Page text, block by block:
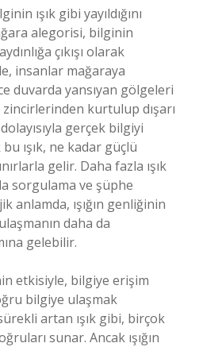
ışık gibi yayıldığını
alegorisi, bilginin
çıkışı olarak
insanlar mağaraya
duvarda yansıyan gölgeleri
kurtulup dışarı
dolayısıyla gerçek bilgiyi
ışık, ne kadar güçlü
gelir. Daha fazla ışık
sorgulama ve şüphe
anlamda, ışığın genliğinin
daha da
gelebilir.
etkisiyle, bilgiye erişim
bilgiye ulaşmak
artan ışık gibi, birçok
sunar. Ancak ışığın